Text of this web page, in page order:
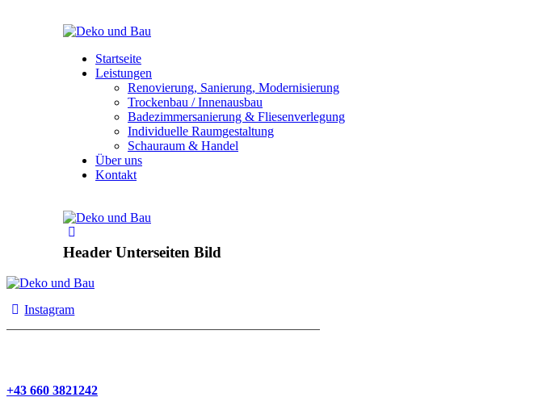
Startseite
Leistungen
Renovierung, Sanierung, Modernisierung
Trockenbau / Innenausbau
Badezimmersanierung & Fliesenverlegung
Individuelle Raumgestaltung
Schauraum & Handel
Über uns
Kontakt
Header Unterseiten Bild
Instagram
+43 660 3821242